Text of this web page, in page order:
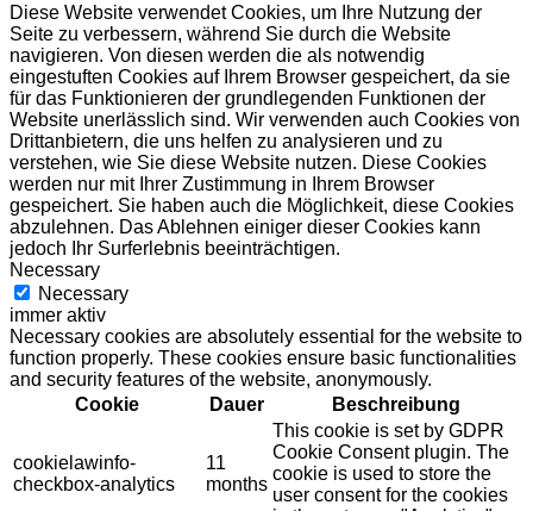
Diese Website verwendet Cookies, um Ihre Nutzung der
Seite zu verbessern, während Sie durch die Website
navigieren. Von diesen werden die als notwendig
eingestuften Cookies auf Ihrem Browser gespeichert, da sie
für das Funktionieren der grundlegenden Funktionen der
Website unerlässlich sind. Wir verwenden auch Cookies von
Drittanbietern, die uns helfen zu analysieren und zu
verstehen, wie Sie diese Website nutzen. Diese Cookies
werden nur mit Ihrer Zustimmung in Ihrem Browser
gespeichert. Sie haben auch die Möglichkeit, diese Cookies
abzulehnen. Das Ablehnen einiger dieser Cookies kann
jedoch Ihr Surferlebnis beeinträchtigen.
Necessary
Necessary
immer aktiv
Necessary cookies are absolutely essential for the website to
function properly. These cookies ensure basic functionalities
and security features of the website, anonymously.
Cookie
Dauer Beschreibung
cookielawinfo-
checkbox-analytics
11
months
This cookie is set by GDPR
Cookie Consent plugin. The
cookie is used to store the
user consent for the cookies